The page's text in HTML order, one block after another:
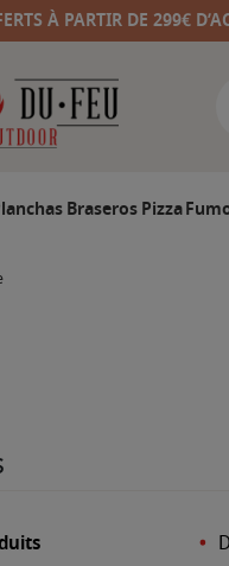
À PARTIR DE 299€
BraserosPizza